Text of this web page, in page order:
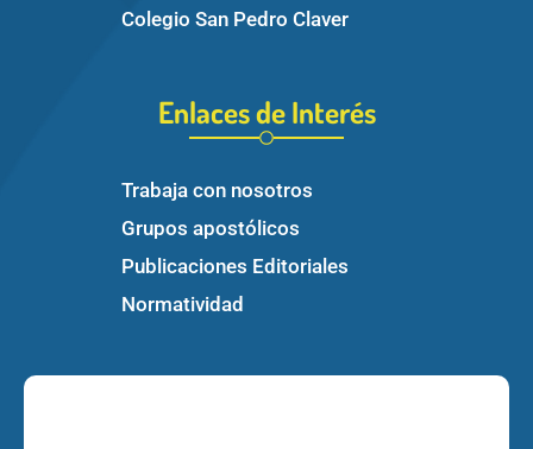
Colegio San Pedro Claver
Enlaces de Interés
Trabaja con nosotros
Grupos apostólicos
Publicaciones Editoriales
Normatividad